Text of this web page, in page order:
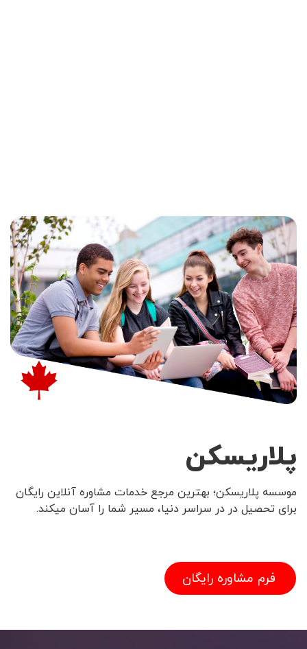
پلاریسکن
موسسه پلاریسکن؛ بهترین مرجع خدمات مشاوره آنلاین رایگان
برای تحصیل در در سراسر دنیا، مسیر شما را آسان میکند.
فرم مشاوره رایگان